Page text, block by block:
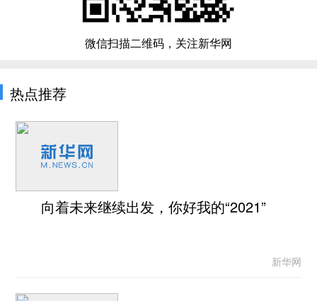
微信扫描二维码，关注新华网
热点推荐
向着未来继续出发，你好我的“2021”
新华网